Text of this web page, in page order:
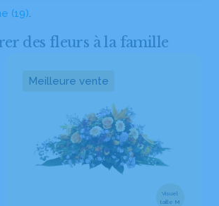
(19).
des fleurs à la famille
Meilleure vente
Visuel
taille M